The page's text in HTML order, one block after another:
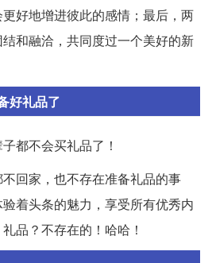
好地增进彼此的感情；最后，两
和融洽，共同度过一个美好的新
好礼品了
都不会买礼品了！
回家，也不存在准备礼品的事
着头条的魅力，享受所有优秀内
品？不存在的！哈哈！